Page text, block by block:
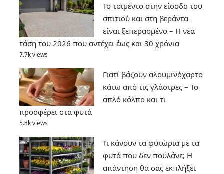
Το τσιμέντο στην είσοδο του
σπιτιού και στη βεράντα
είναι ξεπερασμένο – Η νέα
τάση του 2026 που αντέχει έως και 30 χρόνια
7.7k views
Γιατί βάζουν αλουμινόχαρτο
κάτω από τις γλάστρες – Το
απλό κόλπο και τι
προσφέρει στα φυτά
5.8k views
Τι κάνουν τα φυτώρια με τα
φυτά που δεν πουλάνε; Η
απάντηση θα σας εκπλήξει